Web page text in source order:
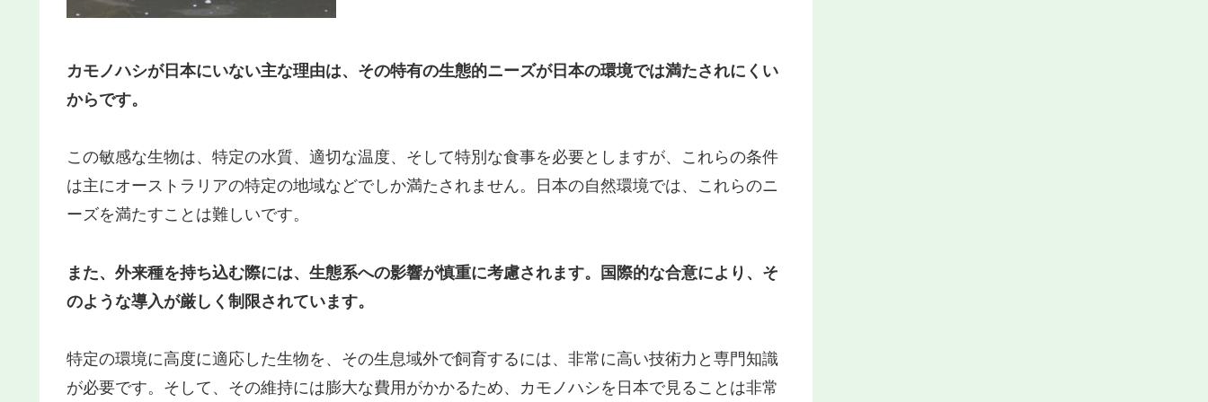
カモノハシが日本にいない主な理由は、その特有の生態的ニーズが日本の環境では満たされにくい
からです。
この敏感な生物は、特定の水質、適切な温度、そして特別な食事を必要としますが、これらの条件
は主にオーストラリアの特定の地域などでしか満たされません。日本の自然環境では、これらのニ
ーズを満たすことは難しいです。
また、外来種を持ち込む際には、生態系への影響が慎重に考慮されます。国際的な合意により、そ
のような導入が厳しく制限されています。
特定の環境に高度に適応した生物を、その生息域外で飼育するには、非常に高い技術力と専門知識
が必要です。そして、その維持には膨大な費用がかかるため、カモノハシを日本で見ることは非常